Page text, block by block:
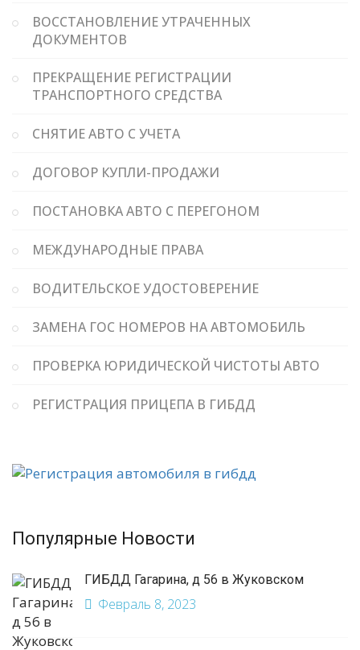
ВОССТАНОВЛЕНИЕ УТРАЧЕННЫХ
ДОКУМЕНТОВ
ПРЕКРАЩЕНИЕ РЕГИСТРАЦИИ
ТРАНСПОРТНОГО СРЕДСТВА
СНЯТИЕ АВТО С УЧЕТА
ДОГОВОР КУПЛИ-ПРОДАЖИ
ПОСТАНОВКА АВТО С ПЕРЕГОНОМ
МЕЖДУНАРОДНЫЕ ПРАВА
ВОДИТЕЛЬСКОЕ УДОСТОВЕРЕНИЕ
ЗАМЕНА ГОС НОМЕРОВ НА АВТОМОБИЛЬ
ПРОВЕРКА ЮРИДИЧЕСКОЙ ЧИСТОТЫ АВТО
РЕГИСТРАЦИЯ ПРИЦЕПА В ГИБДД
Популярные Новости
ГИБДД Гагарина, д 56 в Жуковском
Февраль 8, 2023